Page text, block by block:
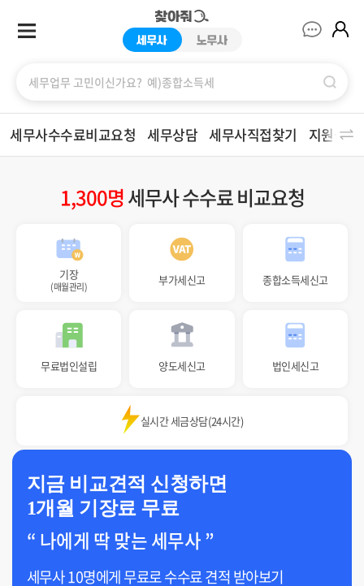
찾아줘세무사
세무사수수료비교요청 세무상담 세무사직접찾기 지원금/
찾아줘 세무사
회원 가입 이벤트
신규회원 가입하시면 무료상담에 사용가능한
*이벤트 내용은 자사사정에 의해서 변경될 수 있습니다.
1,300명세무사 수수료 비교요청
기장
(매월관리) 부가세신고 종합소득세신고
무료법인설립 양도세신고 법인세신고
실시간 세금상담(24시간)